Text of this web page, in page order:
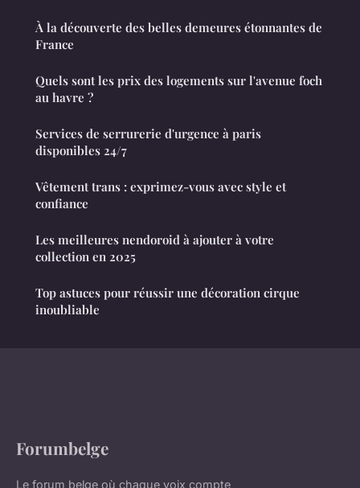
À la découverte des belles demeures étonnantes de
France
Quels sont les prix des logements sur l'avenue foch
au havre ?
Services de serrurerie d'urgence à paris
disponibles 24/7
Vêtement trans : exprimez-vous avec style et
confiance
Les meilleures nendoroid à ajouter à votre
collection en 2025
Top astuces pour réussir une décoration cirque
inoubliable
Forumbelge
Le forum belge où chaque voix compte